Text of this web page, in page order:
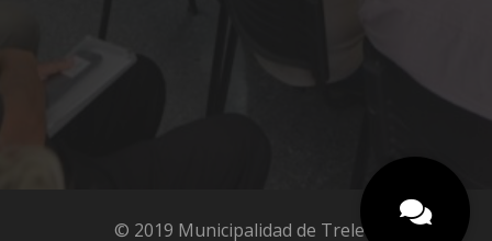
© 2019 Municipalidad de Trelew